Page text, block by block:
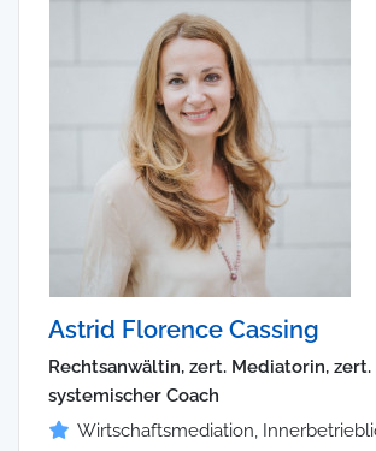
Astrid Florence Cassing
Rechtsanwältin, zert. Mediatorin,
systemischer Coach
Wirtschaftsmediation,